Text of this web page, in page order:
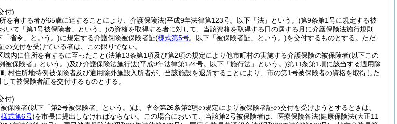
付)
を有する者が65歳に達することにより、介護保険法(平成9年法律第123号。以下「法」という。)第9条第1号に規定する被
いて「第1号被保険者」という。)の資格を取得する者に対して、当該資格を取得する日の属する月に介護保険法施行規則
「省令」という。)に規定する介護保険被保険者証(様式第5号。以下「被保険者証」という。)を交付するものとする。 ただ
の交付を受けている者は、この限りでない。
内に住所を有するに至ったこと(法第13条第1項及び第2項の規定により他市町村の実施する介護保険の被保険者(以下この
被保険者」という。)及び介護保険法施行法(平成9年法律第124号。以下「施行法」という。)第11条第1項に該当する適用除
町村住所地特例被保険者及び適用除外施設入所者が、当該施設を退所することにより、市の第1号被保険者の資格を取得した
て被保険者証を交付するものとする。
付)
保険者(以下「第2号被保険者」という。)は、省令第26条第2項の規定により被保険者証の交付を受けようとするときは、
様式第6号)を市長に提出しなければならない。 この場合において、当該第2号被保険者は、医療保険各法(健康保険法(大正11